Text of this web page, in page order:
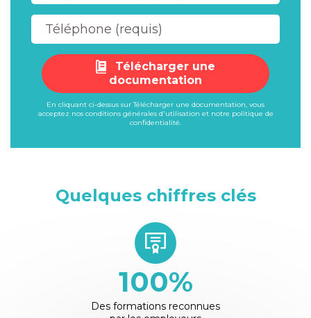
documentation
En cliquant ci-dessus sur Télécharger une documentation, vous
acceptez nos conditions générales d'utilisation et notre politique de
confidentialité.
Quelques chiffres clés
100%
Des formations reconnues